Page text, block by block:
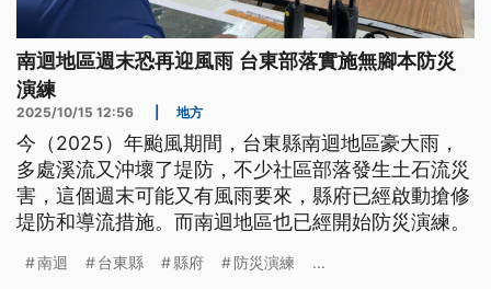
南迴地區週末恐再迎風雨 台東部落實施無腳本防災
演練
2025/10/15 12:56 地方
今（2025）年颱風期間，台東縣南迴地區豪大雨，
多處溪流又沖壞了堤防，不少社區部落發生土石流災
害，這個週末可能又有風雨要來，縣府已經啟動搶修
堤防和導流措施。而南迴地區也已經開始防災演練。
南迴 台東縣 縣府 防災演練 ...